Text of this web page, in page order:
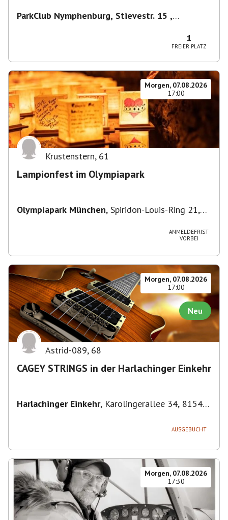
ParkClub Nymphenburg, Stievestr. 15 ,
1
FREIER PLATZ
Morgen, 07.08.2026
17:00
Krustenstern, 61
Lampionfest im Olympiapark
Olympiapark München, Spiridon-Louis-Ring 21,
ANMELDEFRIST
VORBEI
Morgen, 07.08.2026
17:00
Neu
Astrid-089, 68
CAGEY STRINGS in der Harlachinger Einkehr
Harlachinger Einkehr, Karolingerallee 34, 81545
AUSGEBUCHT
Morgen, 07.08.2026
17:30